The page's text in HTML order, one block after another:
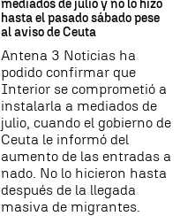
mediados de julio y no lo hizo
hasta el pasado sábado pese
al aviso de Ceuta
Antena 3 Noticias ha
podido confirmar que
Interior se comprometió a
instalarla a mediados de
julio, cuando el gobierno de
Ceuta le informó del
aumento de las entradas a
nado. No lo hicieron hasta
después de la llegada
masiva de migrantes.